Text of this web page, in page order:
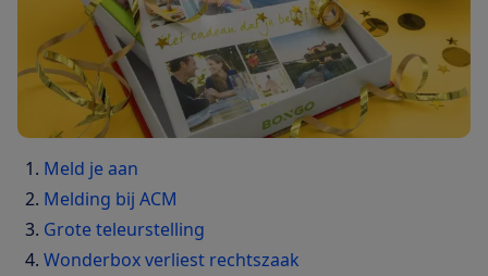
Meld je aan
Melding bij ACM
Grote teleurstelling
Wonderbox verliest rechtszaak